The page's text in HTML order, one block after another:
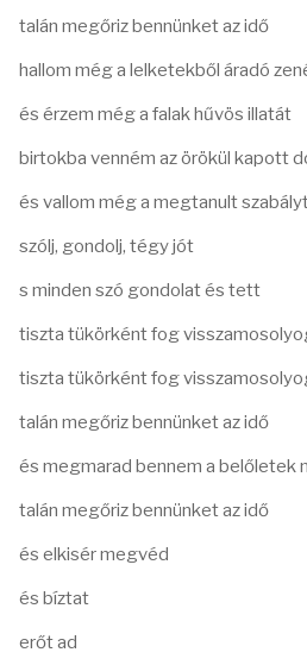
talán megőriz bennünket az idő
hallom még a lelketekből áradó
és érzem még a falak hűvös illatát
birtokba venném az örökül kapott
és vallom még a megtanult
szólj, gondolj, tégy jót
s minden szó gondolat és tett
tiszta tükörként fog
tiszta tükörként fog
talán megőriz bennünket az idő
és megmarad bennem a belőletek
talán megőriz bennünket az idő
és elkisér megvéd
és bíztat
erőt ad